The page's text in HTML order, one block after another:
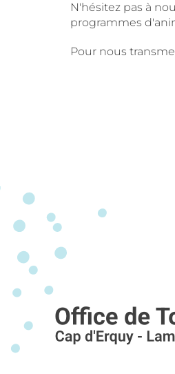
N'hésitez pas à
programmes
Pour nous